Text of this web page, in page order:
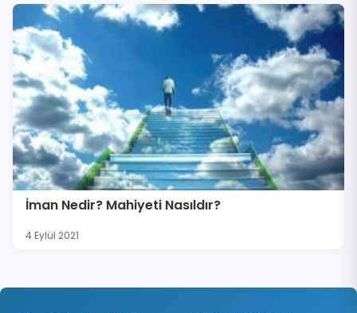
İman Nedir? Mahiyeti Nasıldır?
4 Eylül 2021